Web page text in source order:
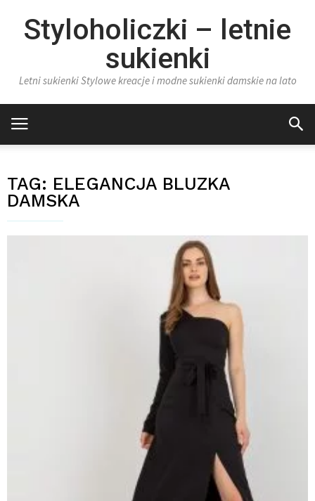
Styloholiczki – letnie
sukienki
Letni sukienki Stylowe kreacje i modne sukienki damskie na lato
TAG: ELEGANCJA BLUZKA
DAMSKA